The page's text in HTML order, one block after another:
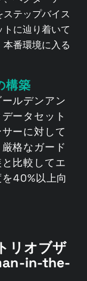
テップバイス
に辿り着いて
番環境に入る
構築
ルデンアン
ータセット
ーに対して
格なガード
比較してエ
40%以上向
リオブザ
in-the-